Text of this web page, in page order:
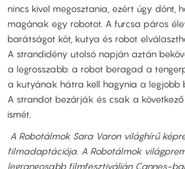
nincs kivel megosztania, ezért úgy dönt,
magának egy robotot. A furcsa páros
barátságot köt, kutya és robot
A strandidény utolsó napján aztán
a legrosszabb: a robot beragad a
a kutyának hátra kell hagynia a legjobb
A strandot bezárják és csak a
ismét.
A Robotálmok Sara Varon világhírű
filmadaptációja. A Robotálmok
legrangosabb filmfesztiválján Cannes-